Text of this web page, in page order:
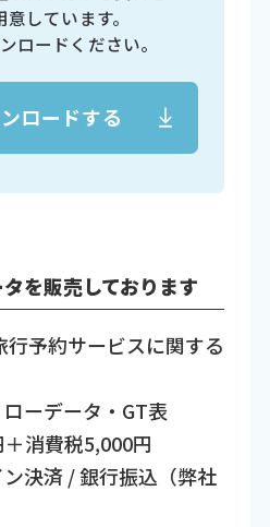
しています。
ロードください。
ロードする
を販売しております
予約サービスに関する
ーデータ・GT表
消費税5,000円
決済 / 銀行振込（弊社